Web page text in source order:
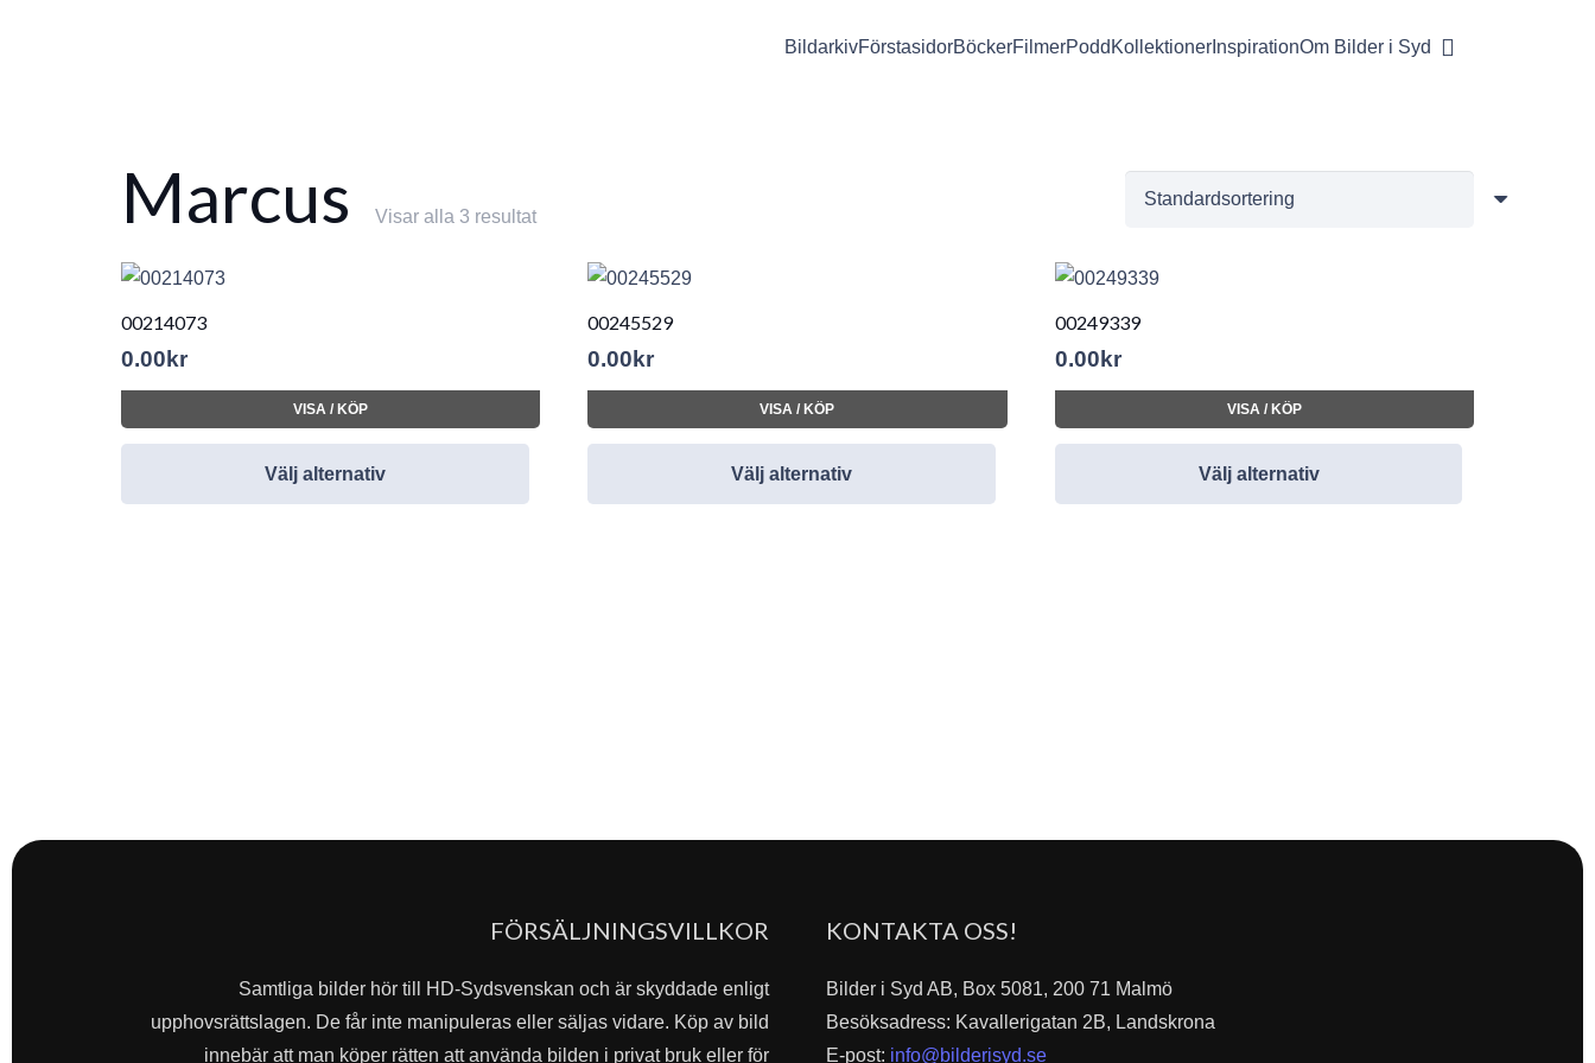
BildarkivFörstasidorBöckerFilmerPodd Kollektioner InspirationOm Bilder i Syd
Marcus Visar alla 3 resultat
00214073
0.00 kr
VISA / KÖP
Välj alternativ
00245529
0.00 kr
VISA / KÖP
Välj alternativ
00249339
0.00 kr
VISA / KÖP
Välj alternativ
FÖRSÄLJNINGSVILLKOR
Samtliga bilder hör till HD-Sydsvenskan och är skyddade enligt
upphovsrättslagen. De får inte manipuleras eller säljas vidare. Köp av bild
innebär att man köper rätten att använda bilden i privat bruk eller för
KONTAKTA OSS!
Bilder i Syd AB, Box 5081, 200 71 Malmö
Besöksadress: Kavallerigatan 2B, Landskrona
E-post: info@bilderisyd.se